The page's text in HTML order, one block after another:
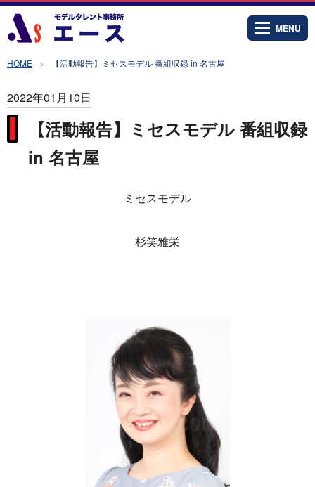
MENU
HOME 【活動報告】ミセスモデル 番組収録 in 名古屋
2022年01月10日
【活動報告】ミセスモデル 番組収録
in 名古屋
ミセスモデル
杉笑雅栄